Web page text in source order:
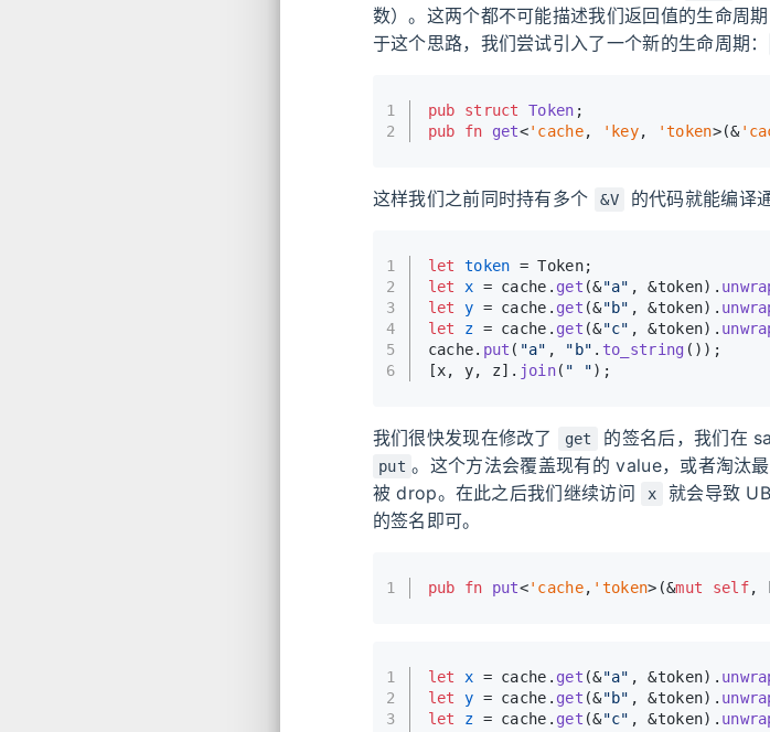
数）。这两个都不可能描述我们返回值的生命周
于这个思路，我们尝试引入了一个新的生命周期：
1
2
pub struct Token ;
pub
fn get<'cache, 'key, 'token>(&
这样我们之前同时持有多个 &V 的代码就能编译
1
2
3
4
5
6
let token = Token;
let
x = cache. get (&"a" , &token).
let
y = cache. get (&"b" , &token).
let
z = cache. get (&"c" , &token).
cache. put ( "a" , "b" . to_string ());
[x, y, z]. join( " ");
我们很快发现在修改了 get 的签名后，我们在
put 。这个方法会覆盖现有的 value，或者淘汰
被 drop。在此之后我们继续访问
x 就会导致
的签名即可。
1 pub fn put<'cache, 'token>(&mut self,
1
2
3
let x = cache. get (&"a" , &token).
let
y = cache. get (&"b" , &token).
let
z = cache. get (&"c" , &token).